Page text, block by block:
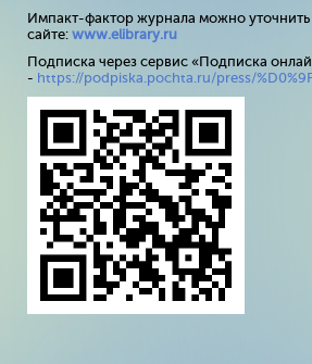
Импакт-фактор журнала можно уточнить
сайте: www.elibrary.ru
Подписка через сервис «Подписка
- https://podpiska.pochta.ru/press/